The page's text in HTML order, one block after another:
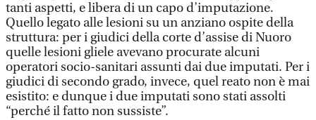
tanti aspetti, e libera di un capo d’imputazione.
Quello legato alle lesioni su un anziano ospite della
struttura: per i giudici della corte d’assise di Nuoro
quelle lesioni gliele avevano procurate alcuni
operatori socio-sanitari assunti dai due imputati. Per i
giudici di secondo grado, invece, quel reato non è mai
esistito: e dunque i due imputati sono stati assolti
“perché il fatto non sussiste”.